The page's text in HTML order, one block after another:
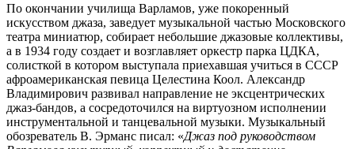
По окончании училища Варламов, уже покоренный
искусством джаза, заведует музыкальной частью Московского
театра миниатюр, собирает небольшие джазовые коллективы,
а в 1934 году создает и возглавляет оркестр парка ЦДКА,
солисткой в котором выступала приехавшая учиться в СССР
афроамериканская певица Целестина Коол. Александр
Владимирович развивал направление не эксцентрических
джаз-бандов, а сосредоточился на виртуозном исполнении
инструментальной и танцевальной музыки. Музыкальный
обозреватель В. Эрманс писал: «Джаз под руководством